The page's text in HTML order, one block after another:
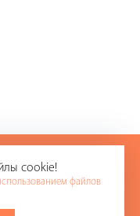
109-96-09
8 (8692) 55-95-05
mail:
cookie!
файлов